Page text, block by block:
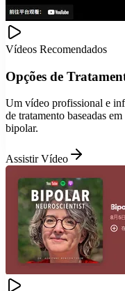
Vídeos Recomendados
Opções de
Um vídeo profissional e
de tratamento baseadas
bipolar.
Assistir Vídeo